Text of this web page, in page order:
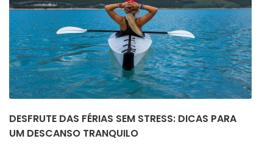
DESFRUTE DAS FÉRIAS SEM STRESS: DICAS PARA
UM DESCANSO TRANQUILO